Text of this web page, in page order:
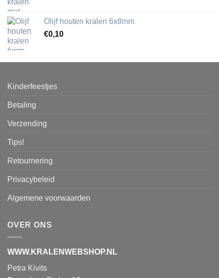
Olijf houten kralen 6x8mm
€0,10
Kinderfeestjes
Betaling
Verzending
Tips!
Retournering
Privacybeleid
Algemene voorwaarden
OVER ONS
WWW.KRALENWEBSHOP.NL
Petra Kivits